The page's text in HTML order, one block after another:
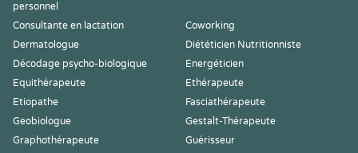
personnel
Consultante en lactation
Coworking
Dermatologue
Diététicien Nutritionniste
Décodage psycho-biologique
Energéticien
Equithérapeute
Ethérapeute
Etiopathe
Fasciathérapeute
Geobiologue
Gestalt-Thérapeute
Graphothérapeute
Guérisseur